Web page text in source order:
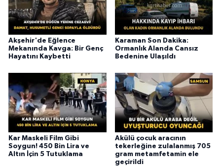
Akşehir'de Eğlence
Mekanında Kavga: Bir Genç
Hayatını Kaybetti
Karaman Son Dakika:
Ormanlık Alanda Cansız
Bedenine Ulaşıldı
Kar Maskeli Film Gibi
Soygun! 450 Bin Lira ve
Altın İçin 5 Tutuklama
Akülü çocuk aracının
tekerleğine zulalanmış 705
gram metamfetamin ele
geçirildi